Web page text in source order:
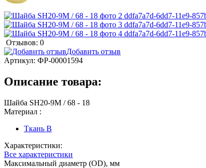
Отзывов: 0
Добавить отзыв
Артикул: ФР-00001594
Описание товара:
Шайба SH20-9M / 68 - 18
Материал :
Ткань B
Характеристики:
Все характеристики
Максимальный диаметр (OD), мм